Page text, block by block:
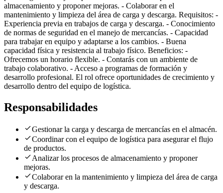
almacenamiento y proponer mejoras. - Colaborar en el
mantenimiento y limpieza del área de carga y descarga. Requisitos: -
Experiencia previa en trabajos de carga y descarga. - Conocimiento
de normas de seguridad en el manejo de mercancías. - Capacidad
para trabajar en equipo y adaptarse a los cambios. - Buena
capacidad física y resistencia al trabajo físico. Beneficios: -
Ofrecemos un horario flexible. - Contarás con un ambiente de
trabajo colaborativo. - Acceso a programas de formación y
desarrollo profesional. El rol ofrece oportunidades de crecimiento y
desarrollo dentro del equipo de logística.
Responsabilidades
Gestionar la carga y descarga de mercancías en el almacén.
Coordinar con el equipo de logística para asegurar el flujo
de productos.
Analizar los procesos de almacenamiento y proponer
mejoras.
Colaborar en la mantenimiento y limpieza del área de carga
y descarga.